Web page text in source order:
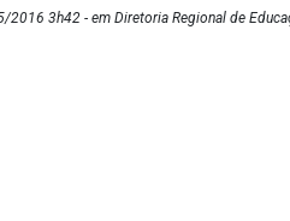
2016 3h42 - em Diretoria Regional de